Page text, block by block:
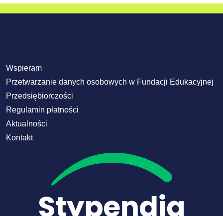
Wspieram
Przetwarzanie danych osobowych w Fundacji Edukacyjnej
Przedsiębiorczości
Regulamin płatności
Aktualności
Kontakt